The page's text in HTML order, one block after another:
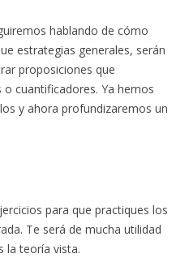
hablando de cómo
estrategias generales, serán
proposiciones que
cuantificadores. Ya hemos
y ahora profundizaremos un
para que practiques los
Te será de mucha utilidad
la teoría vista.